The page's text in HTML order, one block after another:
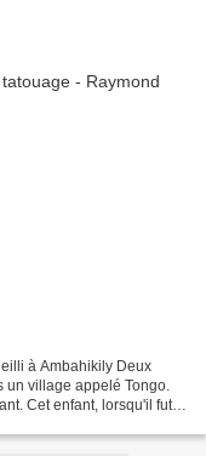
à Ambahikily Deux
village appelé Tongo.
Cet enfant, lorsqu'il fut